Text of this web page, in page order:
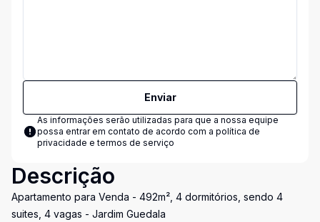
Enviar
As informações serão utilizadas para que a nossa equipe
possa entrar em contato de acordo com a política de
privacidade e termos de serviço
Descrição
Apartamento para Venda - 492m², 4 dormitórios, sendo 4
suites, 4 vagas - Jardim Guedala